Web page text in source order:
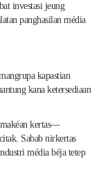
investasi jeung
panghasilan média
kapastian
kana ketersediaan
kertas—
Sabab nirkertas
média béja tetep